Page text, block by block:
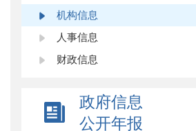
机构信息
人事信息
财政信息
政府信息
公开年报